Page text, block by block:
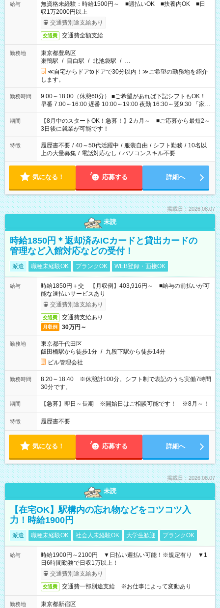
給与
無資格未経験：時給1500円～ ■週払いOK ■扶養内OK ■日
収1万2000円以上
交通費別途支給あり
交通費 交通費全額支給
勤務地
東京都豊島区
巣鴨駅 / 目白駅 / 北池袋駅 / …
≪自宅からドアtoドアで30分以内！≫ご希望の勤務地を紹介
します。
勤務時間
9:00～18:00（休憩60分） ■ご希望があれば下記シフトもOK！
早番 7:00～16:00 遅番 10:00～19:00 夜勤 16:30～翌9:30 「家族
と休みを合わせたい」 「余裕を持って夕飯の準備がしたい」
「できれば残業はしたくない」 など、ご希望を教えてください
ね。 ※Wワーク希望の方へ 今ご覧のお仕事で希望する勤務時間
と、もう1つのお仕事の勤務時間。 合計で週40時間を超える場
合は応募できません。
期間
【8月中のスタートOK！急募！】2カ月～ ■ご応募から最短2～
3日後に就業が可能です！
特徴 履歴書不要 / 40～50代活躍中 / 服装自由 / シフト勤務 / 10名以
上の大量募集 / 電話対応なし / パソコンスキル不要
気になる！ 応募する 詳細へ
掲載日：2026.08.07
未読
時給1850円＊返却済みICカードと貸出カードの
管理など入館対応などの受付！
派遣 職種未経験OK ブランクOK WEB登録・面接OK
給与
時給1850円＋交 【月収例】403,916円～ ■給与の前払いが可
能な速払いサービスあり
交通費別途支給あり
交通費 交通費支給あり
月収例 30万円～
勤務地
東京都千代田区
飯田橋駅から徒歩1分 / 九段下駅から徒歩14分
ビル管理会社
勤務時間
8:20～18:40 ※休憩計100分。シフト制で表記のうち実働7時間
30分です。
期間 【急募】即日～長期 ※開始日はご相談可能です！ ※8月～！
特徴 履歴書不要
気になる！ 応募する 詳細へ
掲載日：2026.08.07
未読
【在宅OK】駅構内の忘れ物などをコツコツ入
力！時給1900円
派遣 職種未経験OK 社会人未経験OK 大学生歓迎 ブランクOK
給与
時給1900円～2100円 ▼日払い週払い可能！※規定有り ▼1
日6時間勤務で日収1万以上！
交通費別途支給あり
交通費 交通費一部別途支給 ※お仕事によって変動あり
勤務地
東京都新宿区